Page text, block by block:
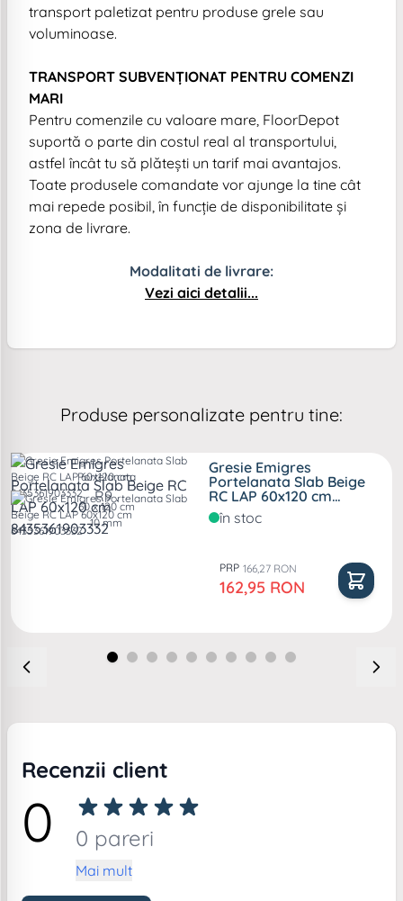
transport paletizat pentru produse grele sau
voluminoase.
TRANSPORT SUBVENȚIONAT PENTRU COMENZI
MARI
Pentru comenzile cu valoare mare, FloorDepot
suportă o parte din costul real al transportului,
astfel încât tu să plătești un tarif mai avantajos.
Toate produsele comandate vor ajunge la tine cât
mai repede posibil, în funcție de disponibilitate și
zona de livrare.
Modalitati de livrare:
Vezi aici detalii...
Produse personalizate pentru tine:
R9 .
Portelanata
60 x 120 cm
10 mm
Gresie Emigres
Portelanata Slab Beige
RC LAP 60x120 cm
8435361903332
în stoc
PRP 166,27 RON
Pret special
162,95 RON
Recenzii client
0 0 pareri
Mai mult